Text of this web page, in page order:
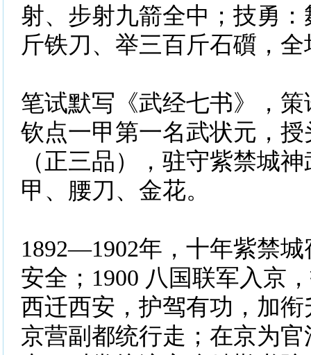
射、步射九箭全中；技勇
斤铁刀、举三百斤石礩，
笔试默写《武经七书》，
钦点一甲第一名武状元，
（正三品），驻守紫禁城
甲、腰刀、金花。
1892—1902年，十年紫禁
安全；1900 八国联军入京
西迁西安，护驾有功，加
京营副都统行走；在京为